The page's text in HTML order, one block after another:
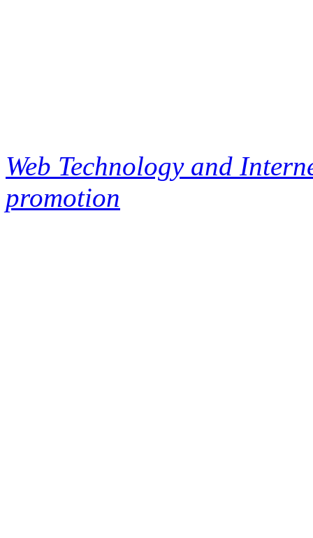
Web Technology and
promotion